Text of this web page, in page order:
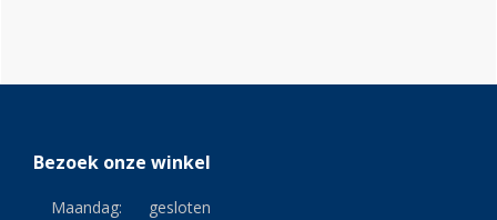
Bezoek onze winkel
Maandag:
gesloten